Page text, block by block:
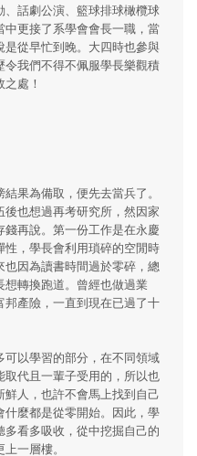
話劇公演、籃球排球橄欖球
更接了系學會會長一職，當
從早忙到晚。大四時也參與
我們不得不佩服學長樂觀積
處！
果為備取，便先去當兵了。
也想過再考研究所，然因家
再說。第一份工作是在永慶
，學長會利用瑣碎的空閒時
因為讀書時間過於零碎，總
轉換跑道。曾經也做過業
產險，一直到現在已過了十
以學習的部分，在不同領域
代且一輩子受用的，所以也
人，也許不會馬上找到自己
麼都是從零開始。因此，學
看多吸收，從中挖掘自己的
一層樓。